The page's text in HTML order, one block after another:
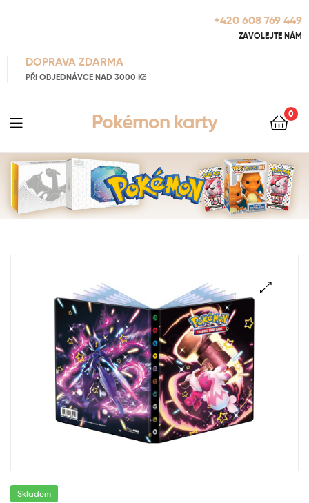
+420 608 769 449
ZAVOLEJTE NÁM
DOPRAVA ZDARMA
PŘI OBJEDNÁVCE NAD 3000 Kč
Pokémon karty 0
Skladem